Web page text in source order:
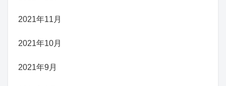
2021年11月
2021年10月
2021年9月